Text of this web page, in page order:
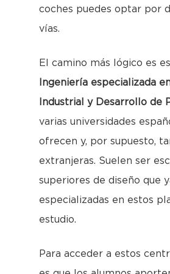
coches puedes optar por
vías.
El camino más lógico es
Ingeniería especializada
Industrial y Desarrollo de
varias universidades
ofrecen y, por supuesto,
extranjeras. Suelen ser
superiores de diseño que
especializadas en estos
estudio.
Para acceder a estos